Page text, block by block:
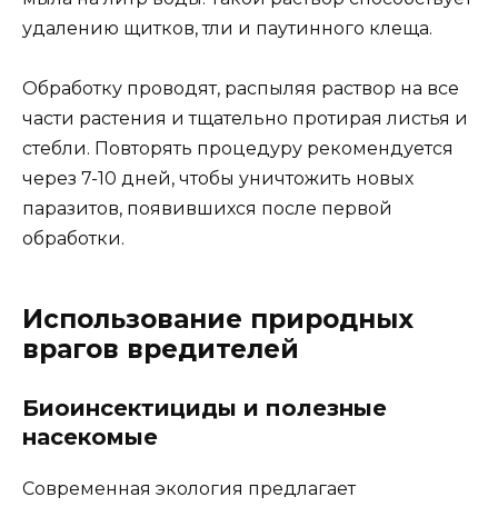
удалению щитков, тли и паутинного клеща.
Обработку проводят, распыляя раствор на все
части растения и тщательно протирая листья и
стебли. Повторять процедуру рекомендуется
через 7-10 дней, чтобы уничтожить новых
паразитов, появившихся после первой
обработки.
Использование природных
врагов вредителей
Биоинсектициды и полезные
насекомые
Современная экология предлагает